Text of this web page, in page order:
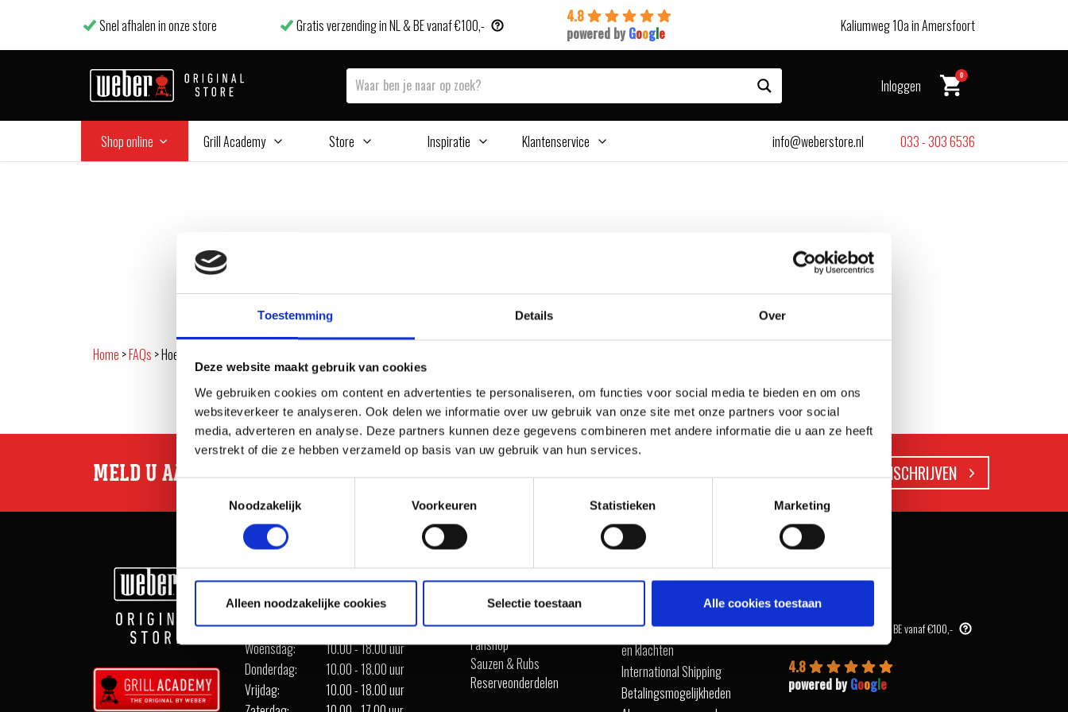
Toestemming Details Over
Deze website maakt gebruik van cookies
We gebruiken cookies om content en advertenties te personaliseren, om functies voor social media te bieden en om ons
websiteverkeer te analyseren. Ook delen we informatie over uw gebruik van onze site met onze partners voor social
media, adverteren en analyse. Deze partners kunnen deze gegevens combineren met andere informatie die u aan ze heeft
verstrekt of die ze hebben verzameld op basis van uw gebruik van hun services.
Noodzakelijk
Voorkeuren Statistieken Marketing
Alleen noodzakelijke cookies Selectie toestaan Alle cookies toestaan
Snel afhalen in onze store Gratis verzending in NL & BE vanaf €100,-
4.8
powered by Google Kaliumweg 10a in Amersfoort
Inloggen
0
Shop online Grill Academy Store Inspiratie Klantenservice info@weberstore.nl 033 - 303 6536
Home >FAQs >Hoe update ik de Firmware van mijn SmokeFire en Weber Connect?
MELD U AAN VOOR WEBER INSPIRATIE
OPENINGSTIJDEN
Maandag:
Gesloten
Dinsdag:
10.00 - 18.00 uur
Woensdag:
10.00 - 18.00 uur
Donderdag:
10.00 - 18.00 uur
Vrijdag:
10.00 - 18.00 uur
SHOP ONLINE
Barbecue's
Accessoires
Fanshop
Sauzen & Rubs
Reserveonderdelen
ALGEMEEN
Verzenden, retour sturen
en klachten
International Shipping
Betalingsmogelijkheden
WAAROM WEBERSTORE?
Snel afhalen in onze store
Gratis verzending in NL & BE vanaf €100,-
4.8
powered byGoogle